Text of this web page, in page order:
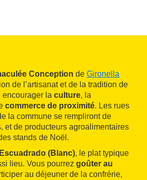
Conception de Gironella
de l’artisanat et de la tradition de
encourager la culture, la
commerce de proximité. Les rues
la commune se rempliront de
et de producteurs agroalimentaires
stands de Noël.
(Blanc), le plat typique
lieu. Vous pourrez goûter au
au déjeuner de la confrérie,